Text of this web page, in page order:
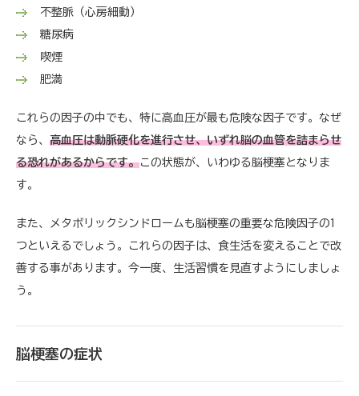
不整脈（心房細動）
糖尿病
喫煙
肥満
これらの因子の中でも、特に高血圧が最も危険な因子です。なぜ
なら、 高血圧は動脈硬化を進行させ、いずれ脳の血管を詰まらせ
る恐れがあるからです。この状態が、いわゆる脳梗塞となりま
す。
また、メタボリックシンドロームも脳梗塞の重要な危険因子の1
つといえるでしょう。これらの因子は、食生活を変えることで改
善する事があります。今一度、生活習慣を見直すようにしましょ
う。
脳梗塞の症状